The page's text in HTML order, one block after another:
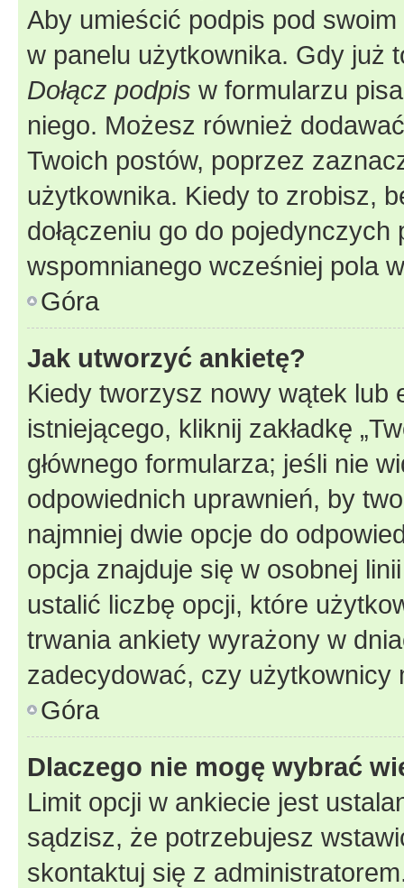
Aby umieścić podpis pod
w panelu użytkownika. Gdy już
Dołącz podpis w formularzu
niego. Możesz również
Twoich postów, poprzez
użytkownika. Kiedy to zrobisz,
dołączeniu go do
wspomnianego wcześniej pola
Góra
Jak utworzyć ankietę?
Kiedy tworzysz nowy wątek lub
istniejącego, kliknij zakładkę
głównego formularza; jeśli nie
odpowiednich uprawnień, by
najmniej dwie opcje do
opcja znajduje się w osobnej
ustalić liczbę opcji, które
trwania ankiety wyrażony w
zadecydować, czy użytkownicy
Góra
Dlaczego nie mogę wybrać
Limit opcji w ankiecie jest
sądzisz, że potrzebujesz
skontaktuj się z